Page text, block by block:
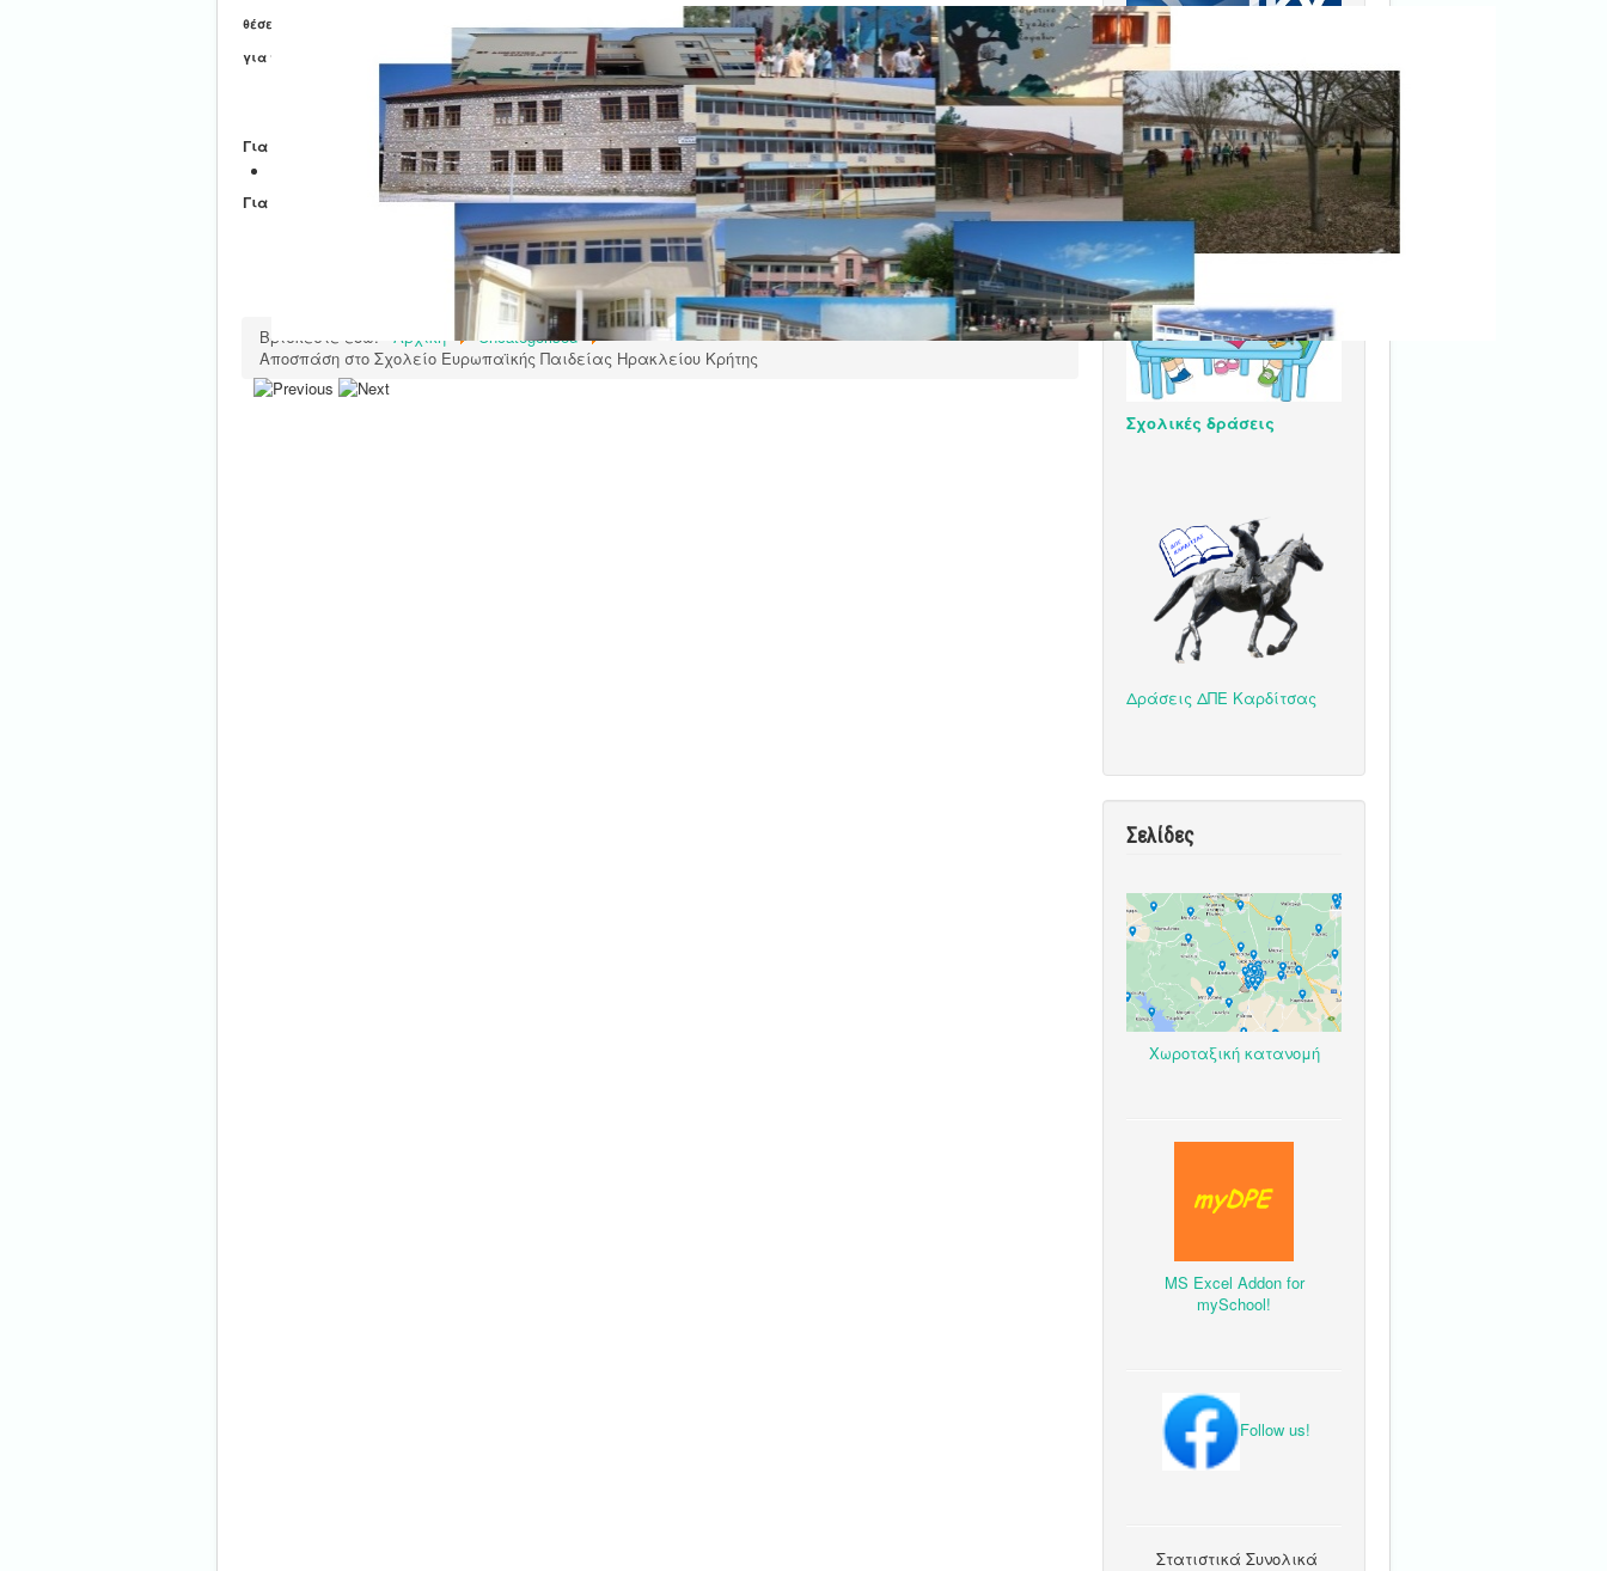
θέσεις εκπαιδευτικού προσωπικού για τα ελληνόφωνα τμήματα καθώς και θέσεις
για τη διδασκαλία της ελληνικής γλώσσας στα αγγλόφωνα τμήματα.
Για να δείτε την ανακοίνωση- πρόσκληση ενδιαφέροντος πατήστεεδώ
Για να δείτε την προκήρυξη πατήστεεδώ
Βρίσκεστε εδώ: Αρχική
Uncategorised
Αποσπάση στο Σχολείο Ευρωπαϊκής Παιδείας Ηρακλείου Κρήτης
Erasmus+
Σχολικές δράσεις
Δράσεις ΔΠΕ Καρδίτσας
Σελίδες
Χωροταξική κατανομή
MS Excel Addon for
mySchool!
Follow us!
Στατιστικά Συνολικά